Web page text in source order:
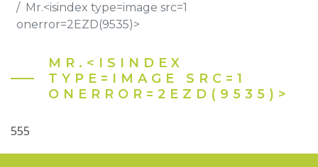
Mr.<isindex type=image src=1
onerror=2EZD(9535)>
MR.<ISINDEX
TYPE=IMAGE SRC=1
ONERROR=2EZD(9535)>
555